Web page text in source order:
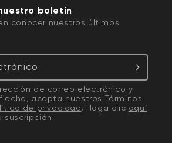
boletín
conocer nuestros últimos
de correo electrónico y
acepta nuestros Términos
de privacidad. Haga clic aquí
suscripción.